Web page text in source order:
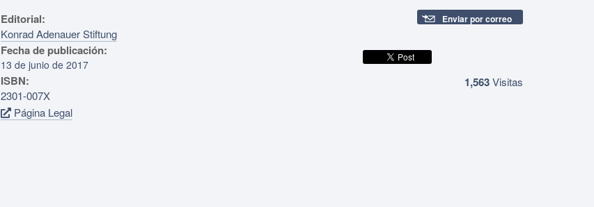
Editorial:
Konrad Adenauer Stiftung
Fecha de publicación:
13 de junio de 2017
ISBN:
2301-007X
Página Legal
Enviar por correo
1,563Visitas